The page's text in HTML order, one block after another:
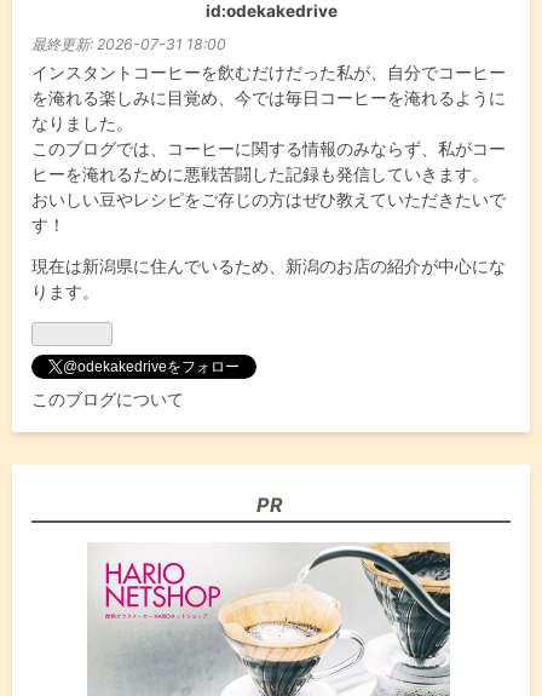
id:odekakedrive
最終更新: 2026-07-31 18:00
インスタントコーヒーを飲むだけだった私が、自分でコーヒー
を淹れる楽しみに目覚め、今では毎日コーヒーを淹れるように
なりました。
このブログでは、コーヒーに関する情報のみならず、私がコー
ヒーを淹れるために悪戦苦闘した記録も発信していきます。
おいしい豆やレシピをご存じの方はぜひ教えていただきたいで
す！
現在は新潟県に住んでいるため、新潟のお店の紹介が中心にな
ります。
@odekakedriveをフォロー
このブログについて
PR